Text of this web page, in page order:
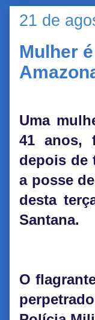
21 de
Mulher
Uma
41 anos,
depois de
a posse
desta
Santana.
O